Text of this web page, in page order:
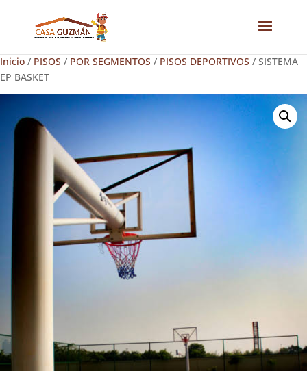
Inicio / PISOS / POR SEGMENTOS / PISOS DEPORTIVOS / SISTEMA
EP BASKET